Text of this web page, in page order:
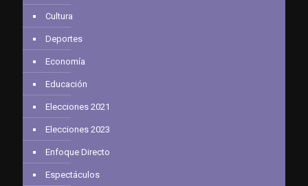
Cultura
Deportes
Economía
Educación
Elecciones 2021
Elecciones 2023
Enfoque Directo
Espectáculos